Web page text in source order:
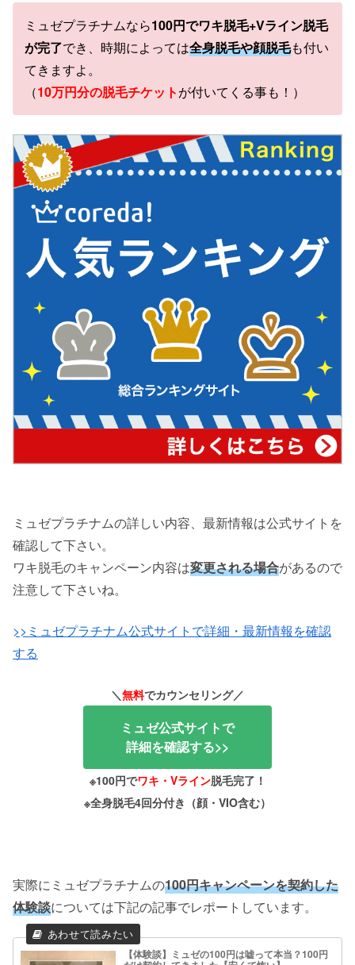
ミュゼプラチナムなら100円でワキ脱毛+Vライン脱毛
が完了でき、時期によっては全身脱毛や顔脱毛も付い
てきますよ。
（10万円分の脱毛チケットが付いてくる事も！）
ミュゼプラチナムの詳しい内容、最新情報は公式サイトを
確認して下さい。
ワキ脱毛のキャンペーン内容は変更される場合があるので
注意して下さいね。
>>ミュゼプラチナム公式サイトで詳細・最新情報を確認
する
＼無料でカウンセリング／
ミュゼ公式サイトで
詳細を確認する>>
※100円でワキ・Vライン脱毛完了！
※全身脱毛4回分付き（顔・VIO含む）
実際にミュゼプラチナムの100円キャンペーンを契約した
体験談については下記の記事でレポートしています。
【体験談】ミュゼの100円は嘘って本当？100円